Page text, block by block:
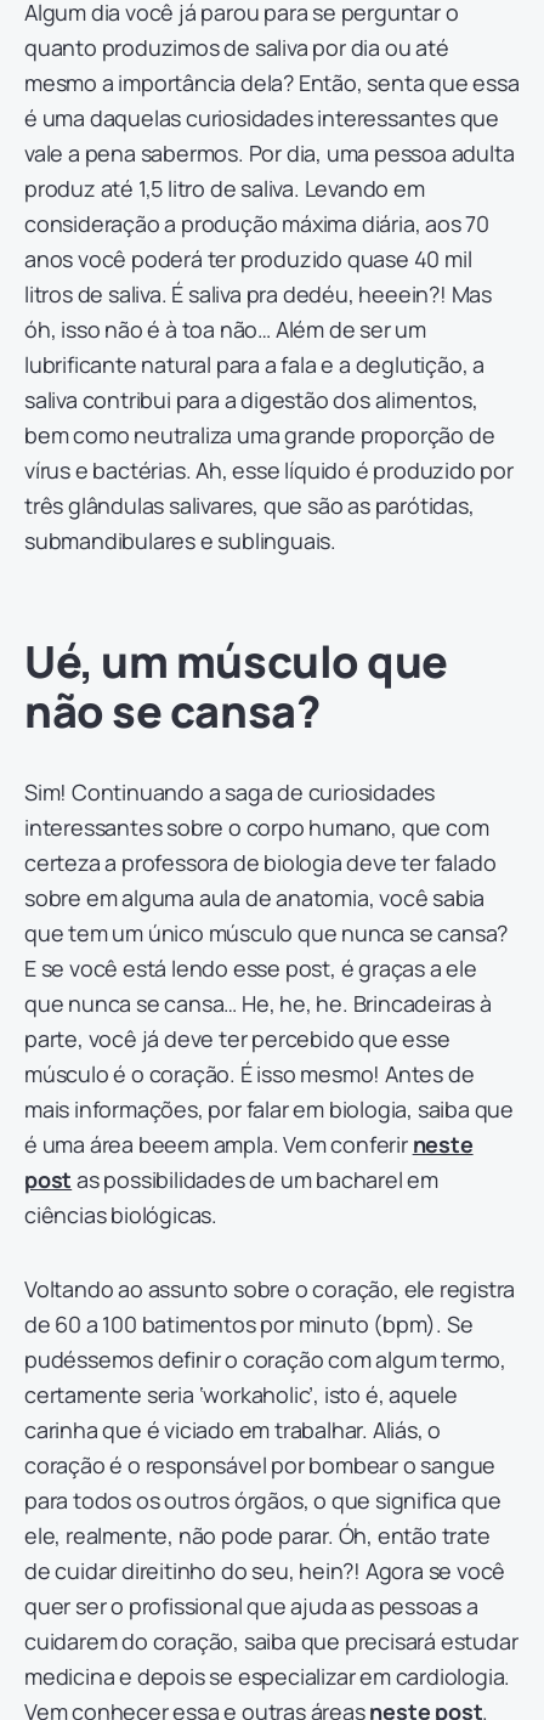
Algum dia você já parou para se perguntar o
quanto produzimos de saliva por dia ou até
mesmo a importância dela? Então, senta que essa
é uma daquelas curiosidades interessantes que
vale a pena sabermos. Por dia, uma pessoa adulta
produz até 1,5 litro de saliva. Levando em
consideração a produção máxima diária, aos 70
anos você poderá ter produzido quase 40 mil
litros de saliva. É saliva pra dedéu, heeein?! Mas
óh, isso não é à toa não… Além de ser um
lubrificante natural para a fala e a deglutição, a
saliva contribui para a digestão dos alimentos,
bem como neutraliza uma grande proporção de
vírus e bactérias. Ah, esse líquido é produzido por
três glândulas salivares, que são as parótidas,
submandibulares e sublinguais.
Ué, um músculo que
não se cansa?
Sim! Continuando a saga de curiosidades
interessantes sobre o corpo humano, que com
certeza a professora de biologia deve ter falado
sobre em alguma aula de anatomia, você sabia
que tem um único músculo que nunca se cansa?
E se você está lendo esse post, é graças a ele
que nunca se cansa… He, he, he. Brincadeiras à
parte, você já deve ter percebido que esse
músculo é o coração. É isso mesmo! Antes de
mais informações, por falar em biologia, saiba que
é uma área beeem ampla. Vem conferir neste
post as possibilidades de um bacharel em
ciências biológicas.
Voltando ao assunto sobre o coração, ele registra
de 60 a 100 batimentos por minuto (bpm). Se
pudéssemos definir o coração com algum termo,
certamente seria ‘workaholic’, isto é, aquele
carinha que é viciado em trabalhar. Aliás, o
coração é o responsável por bombear o sangue
para todos os outros órgãos, o que significa que
ele, realmente, não pode parar. Óh, então trate
de cuidar direitinho do seu, hein?! Agora se você
quer ser o profissional que ajuda as pessoas a
cuidarem do coração, saiba que precisará estudar
medicina e depois se especializar em cardiologia.
Vem conhecer essa e outras áreasneste post.